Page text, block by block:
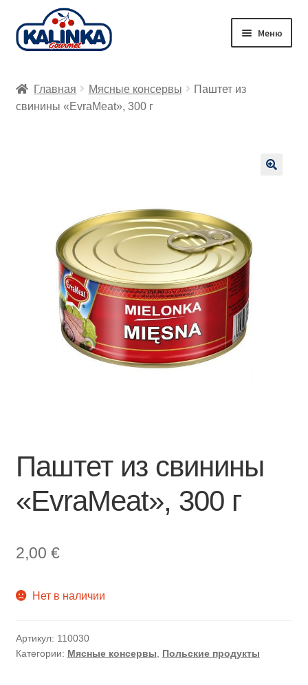
Перейти
к
Перейти
к
Меню
Заказ онлайн
Главная Мясные консервы
Паштет из
свинины «EvraMeat», 300 г
Паштет из свинины
«EvraMeat», 300 г
2,00 €
Нет в наличии
Артикул: 110030
Категории: Мясные консервы Польские продукты